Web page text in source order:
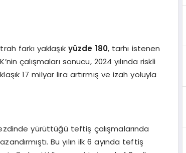
farkı yaklaşık yüzde 180, tarhı istenen
çalışmaları sonucu, 2024 yılında riskli
17 milyar lira artırmış ve izah yoluyla
yürüttüğü teftiş çalışmalarında
Bu yılın ilk 6 ayında teftiş